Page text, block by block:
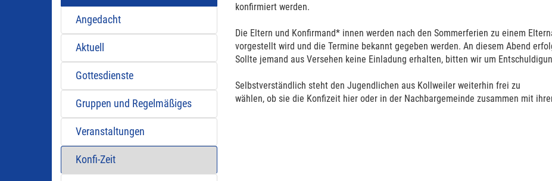
Angedacht
Aktuell
Gottesdienste
Gruppen und Regelmäßiges
Veranstaltungen
Konfi-Zeit
konfirmiert werden.
Die Eltern und Konfirmand* innen werden nach den Sommerferien zu einem
vorgestellt wird und die Termine bekannt gegeben werden. An diesem Abend
Sollte jemand aus Versehen keine Einladung erhalten, bitten wir um
Selbstverständlich steht den Jugendlichen aus Kollweiler weiterhin frei zu
wählen, ob sie die Konfizeit hier oder in der Nachbargemeinde zusammen mit